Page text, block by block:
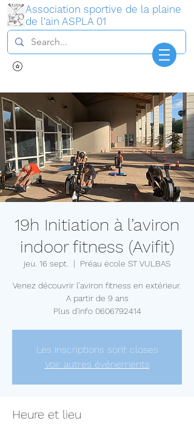
Association sportive de la plaine
de l'ain ASPLA 01
Connexion
19h Initiation à l’aviron
indoor fitness (Avifit)
jeu. 16 sept.
  |
Préau école ST VULBAS
Venez découvrir l’aviron fitness en extérieur.
A partir de 9 ans
Plus d'info 0606792414
Les inscriptions sont closes
Voir autres événements
Heure et lieu